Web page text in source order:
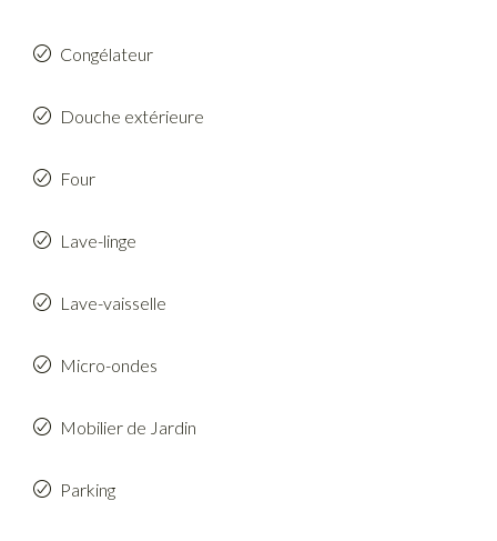
Congélateur
Douche extérieure
Four
Lave-linge
Lave-vaisselle
Micro-ondes
Mobilier de Jardin
Parking